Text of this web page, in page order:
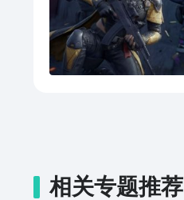
相关专题推荐